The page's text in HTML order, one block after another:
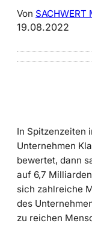
Von SACHWERT
19.08.2022
In Spitzenzeiten
Unternehmen
bewertet, dann
auf 6,7
sich zahlreiche
des
zu reichen